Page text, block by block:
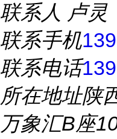
联系人 卢灵
联系手机
联系电话
所在地址陕
万象汇B座